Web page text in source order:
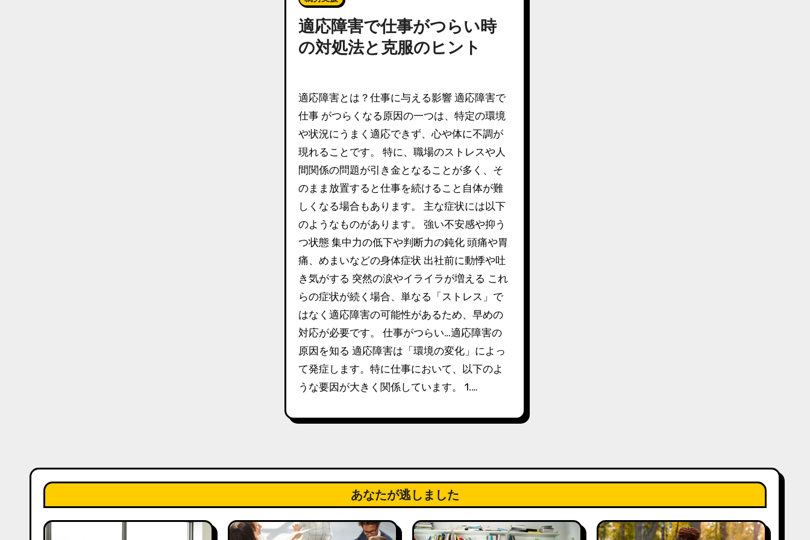
適応障害で仕事がつらい時
の対処法と克服のヒント
適応障害とは？仕事に与える影響 適応障害で
仕事 がつらくなる原因の一つは、特定の環境
や状況にうまく適応できず、心や体に不調が
現れることです。 特に、職場のストレスや人
間関係の問題が引き金となることが多く、そ
のまま放置すると仕事を続けること自体が難
しくなる場合もあります。 主な症状には以下
のようなものがあります。 強い不安感や抑う
つ状態 集中力の低下や判断力の鈍化 頭痛や胃
痛、めまいなどの身体症状 出社前に動悸や吐
き気がする 突然の涙やイライラが増える これ
らの症状が続く場合、単なる「ストレス」で
はなく適応障害の可能性があるため、早めの
対応が必要です。 仕事がつらい…適応障害の
原因を知る 適応障害は「環境の変化」によっ
て発症します。特に仕事において、以下のよ
うな要因が大きく関係しています。 1.…
あなたが逃しました